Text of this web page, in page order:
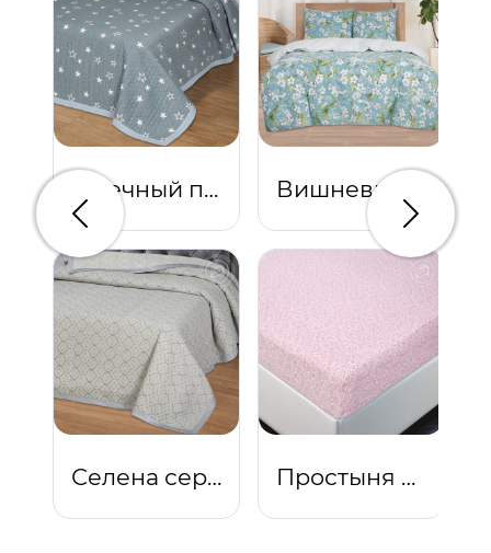
Млечный путь
Селена серая Простыня на резинке "Узор"
Предыдущий